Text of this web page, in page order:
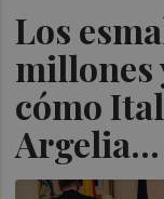
Los
millones
cómo